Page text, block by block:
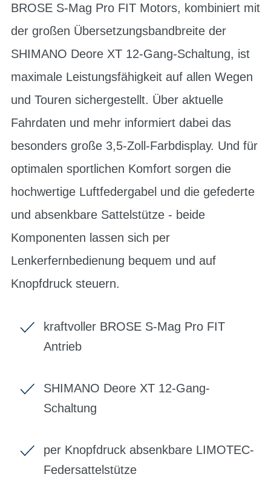
BROSE S-Mag Pro FIT Motors, kombiniert mit
der großen Übersetzungsbandbreite der
SHIMANO Deore XT 12-Gang-Schaltung, ist
maximale Leistungsfähigkeit auf allen Wegen
und Touren sichergestellt. Über aktuelle
Fahrdaten und mehr informiert dabei das
besonders große 3,5-Zoll-Farbdisplay. Und für
optimalen sportlichen Komfort sorgen die
hochwertige Luftfedergabel und die gefederte
und absenkbare Sattelstütze - beide
Komponenten lassen sich per
Lenkerfernbedienung bequem und auf
Knopfdruck steuern.
kraftvoller BROSE S-Mag Pro FIT
Antrieb
SHIMANO Deore XT 12-Gang-
Schaltung
per Knopfdruck absenkbare LIMOTEC-
Federsattelstütze